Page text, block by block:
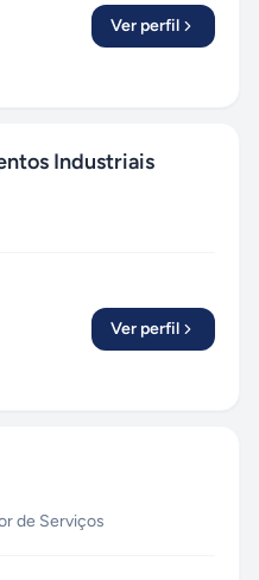
Ver perfil
Industriais
Ver perfil
de Serviços